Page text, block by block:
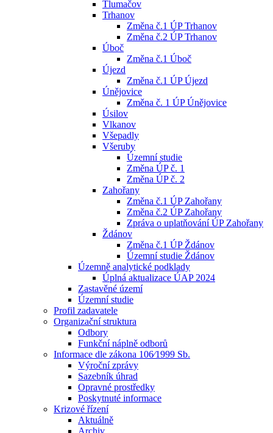
Tlumačov
Trhanov
Změna č.1 ÚP Trhanov
Změna č.2 ÚP Trhanov
Úboč
Změna č.1 Úboč
Újezd
Změna č.1 ÚP Újezd
Únějovice
Změna č. 1 ÚP Únějovice
Úsilov
Vlkanov
Všepadly
Všeruby
Územní studie
Změna ÚP č. 1
Změna ÚP č. 2
Zahořany
Změna č.1 ÚP Zahořany
Změna č.2 ÚP Zahořany
Zpráva o uplatňování ÚP Zahořany
Ždánov
Změna č.1 ÚP Ždánov
Územní studie Ždánov
Územně analytické podklady
Úplná aktualizace ÚAP 2024
Zastavěné území
Územní studie
Profil zadavatele
Organizační struktura
Odbory
Funkční náplně odborů
Informace dle zákona 106⁄1999 Sb.
Výroční zprávy
Sazebník úhrad
Opravné prostředky
Poskytnuté informace
Krizové řízení
Aktuálně
Archiv